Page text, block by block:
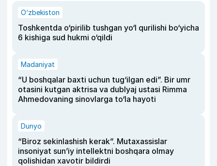
O‘zbekiston
Toshkentda o‘pirilib tushgan yo‘l qurilishi bo‘yicha
6 kishiga sud hukmi o‘qildi
Madaniyat
“U boshqalar baxti uchun tug‘ilgan edi”. Bir umr
otasini kutgan aktrisa va dublyaj ustasi Rimma
Ahmedovaning sinovlarga to‘la hayoti
Dunyo
“Biroz sekinlashish kerak”. Mutaxassislar
insoniyat sun’iy intellektni boshqara olmay
qolishidan xavotir bildirdi